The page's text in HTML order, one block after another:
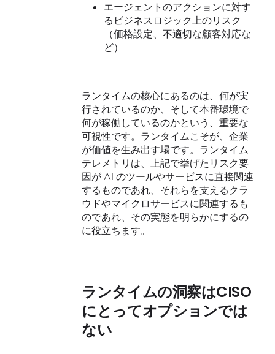
エージェントのアクションに対す
るビジネスロジック上のリスク
（価格設定、不適切な顧客対応な
ど）
ランタイムの核心にあるのは、何が実
行されているのか、そして本番環境で
何が稼働しているのかという、重要な
可視性です。ランタイムこそが、企業
が価値を生み出す場です。ランタイム
テレメトリは、上記で挙げたリスク要
因が AI のツールやサービスに直接関連
するものであれ、それらを支えるクラ
ウドやマイクロサービスに関連するも
のであれ、その実態を明らかにするの
に役立ちます。
ランタイムの洞察はCISO
にとってオプションでは
ない